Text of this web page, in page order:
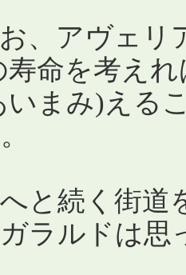
、アヴェリ
寿命を考え
いまみ)える
と続く街道
ラルドは思